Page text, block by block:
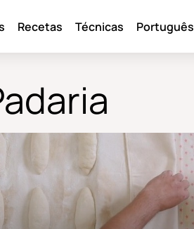
Recetas Técnicas Português